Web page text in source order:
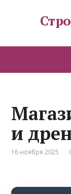
и
16 ноября 2025